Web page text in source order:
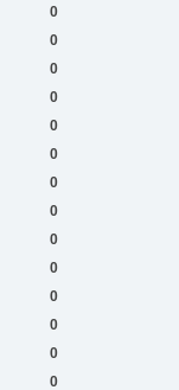
0
0
0
0
0
0
0
0
0
0
0
0
0
0